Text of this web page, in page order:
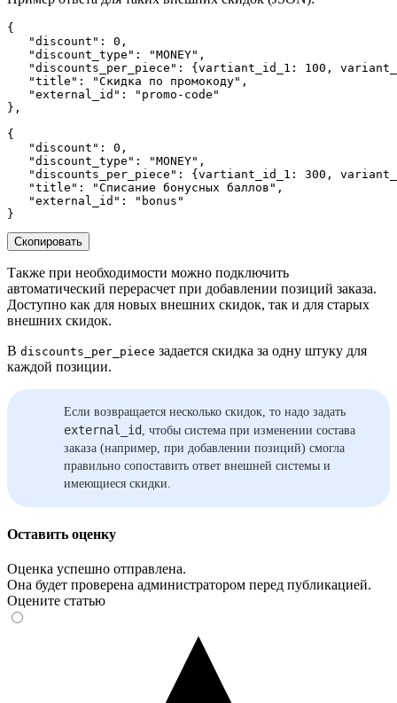
{
   "discount": 0,
   "discount_type": "MONEY",
"discounts_per_piece": {vartiant_id_1: 100,
   "title": "Скидка по промокоду",
   "external_id": "promo-code"
},
{
   "discount": 0,
   "discount_type": "MONEY",
"discounts_per_piece": {vartiant_id_1: 300,
   "title": "Списание бонусных баллов",
   "external_id": "bonus"
}
Скопировать
Также при необходимости можно подключить
автоматический перерасчет при добавлении позиций заказа.
Доступно как для новых внешних скидок, так и для старых
внешних скидок.
В discounts_per_piece задается скидка за одну штуку для
каждой позиции.
Если возвращается несколько скидок, то надо задать
external_id , чтобы система при изменении состава
заказа (например, при добавлении позиций) смогла
правильно сопоставить ответ внешней системы и
имеющиеся скидки.
Оставить оценку
Оценка успешно отправлена.
Она будет проверена администратором перед публикацией.
Оцените статью